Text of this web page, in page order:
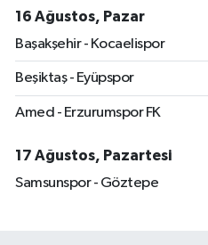
16 Ağustos, Pazar
Başakşehir - Kocaelispor
Beşiktaş - Eyüpspor
Amed - Erzurumspor FK
17 Ağustos, Pazartesi
Samsunspor - Göztepe